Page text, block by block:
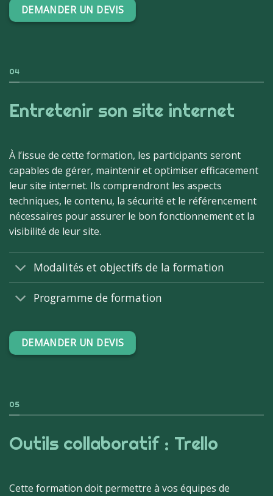
DEMANDER UN DEVIS
04
Entretenir son site internet
À l’issue de cette formation, les participants seront
capables de gérer, maintenir et optimiser efficacement
leur site internet. Ils comprendront les aspects
techniques, le contenu, la sécurité et le référencement
nécessaires pour assurer le bon fonctionnement et la
visibilité de leur site.
Modalités et objectifs de la formation
Programme de formation
DEMANDER UN DEVIS
05
Outils collaboratif : Trello
Cette formation doit permettre à vos équipes de